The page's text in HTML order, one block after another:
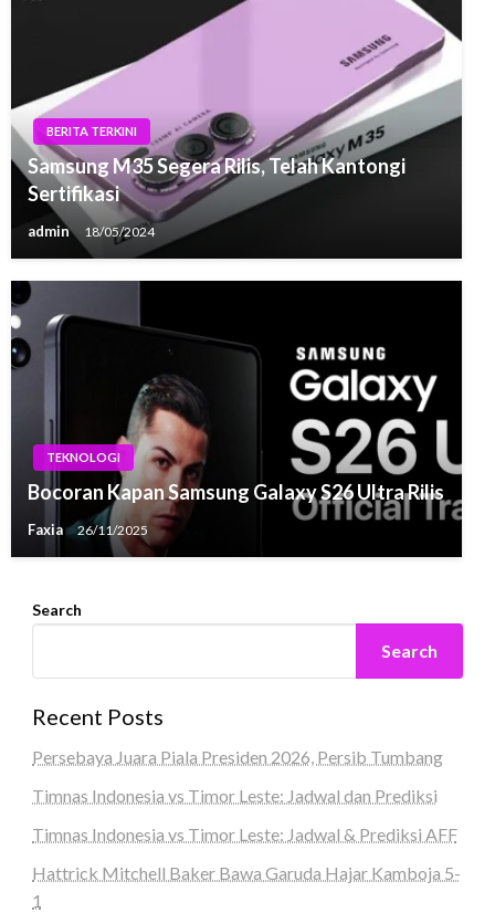
BERITA TERKINI
Samsung M35 Segera Rilis, Telah Kantongi
Sertifikasi
admin 18/05/2024
TEKNOLOGI
Bocoran Kapan Samsung Galaxy S26 Ultra Rilis
Faxia 26/11/2025
Search
Search
Recent Posts
Persebaya Juara Piala Presiden 2026, Persib Tumbang
Timnas Indonesia vs Timor Leste: Jadwal dan Prediksi
Timnas Indonesia vs Timor Leste: Jadwal & Prediksi AFF
Hattrick Mitchell Baker Bawa Garuda Hajar Kamboja 5-
1